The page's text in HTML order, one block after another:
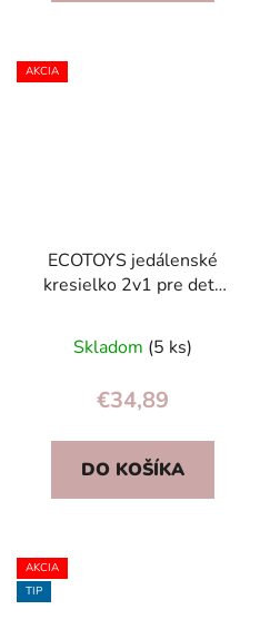
AKCIA
ECOTOYS jedálenské
kresielko 2v1 pre deti,
Skladom (5 ks)
€34,89
DO KOŠÍKA
AKCIA
TIP